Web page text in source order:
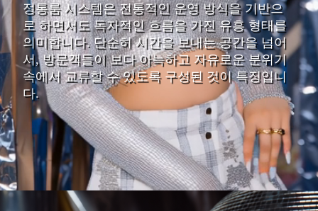
정통룸 시스템은 전통적인 운영 방식을 기반으
로 하면서도 독자적인 흐름을 가진 유흥 형태를
의미합니다. 단순히 시간을 보내는 공간을 넘어
서, 방문객들이 보다 아늑하고 자유로운 분위기
속에서 교류할 수 있도록 구성된 것이 특징입니
다.